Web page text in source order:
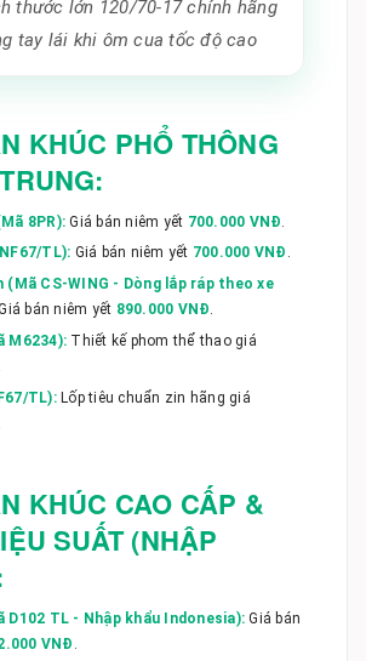
thước lớn 120/70-17 chính hãng
tay lái khi ôm cua tốc độ cao
KHÚC PHỔ THÔNG
8PR): Giá bán niêm yết 700.000 VNĐ
TL): Giá bán niêm yết 700.000 VNĐ .
(Mã CS-WING - Dòng lắp ráp theo xe
bán niêm yết 890.000 VNĐ.
M6234): Thiết kế phom thể thao giá
TL):Lốp tiêu chuẩn zin hãng giá
KHÚC CAO CẤP &
SUẤT (NHẬP
D102 TL - Nhập khẩu Indonesia): Giá bán
VNĐ